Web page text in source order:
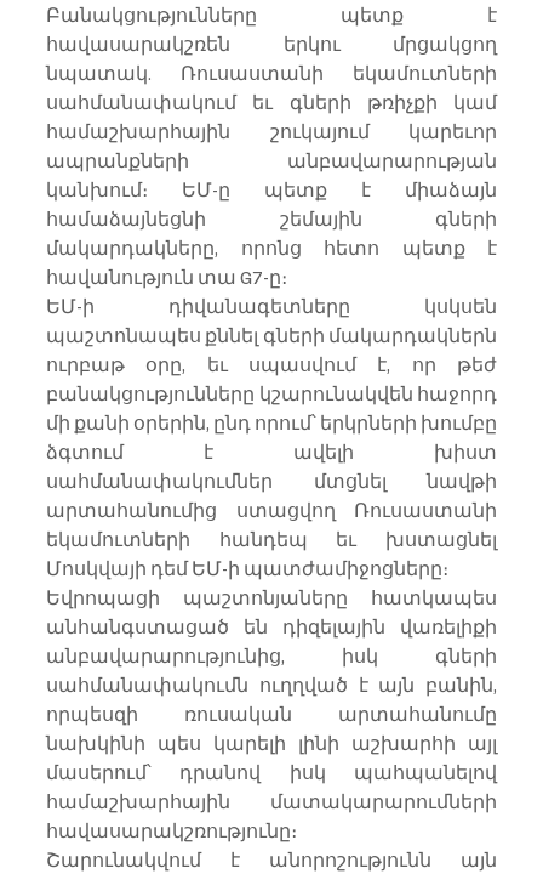
Բանակցությունները պետք է
հավասարակշռեն երկու մրցակցող
նպատակ. Ռուսաստանի եկամուտների
սահմանափակում եւ գների թռիչքի կամ
համաշխարհային շուկայում կարեւոր
ապրանքների անբավարարության
կանխում։ ԵՄ-ը պետք է միաձայն
համաձայնեցնի շեմային գների
մակարդակները, որոնց հետո պետք է
հավանություն տա G7-ը։
ԵՄ-ի դիվանագետները կսկսեն
պաշտոնապես քննել գների մակարդակներն
ուրբաթ օրը, եւ սպասվում է, որ թեժ
բանակցությունները կշարունակվեն հաջորդ
մի քանի օրերին, ընդ որում՝ երկրների խումբը
ձգտում է ավելի խիստ
սահմանափակումներ մտցնել նավթի
արտահանումից ստացվող Ռուսաստանի
եկամուտների հանդեպ եւ խստացնել
Մոսկվայի դեմ ԵՄ-ի պատժամիջոցները։
Եվրոպացի պաշտոնյաները հատկապես
անհանգստացած են դիզելային վառելիքի
անբավարարությունից, իսկ գների
սահմանափակումն ուղղված է այն բանին,
որպեսզի ռուսական արտահանումը
նախկինի պես կարելի լինի աշխարհի այլ
մասերում՝ դրանով իսկ պահպանելով
համաշխարհային մատակարարումների
հավասարակշռությունը։
Շարունակվում է անորոշությունն այն